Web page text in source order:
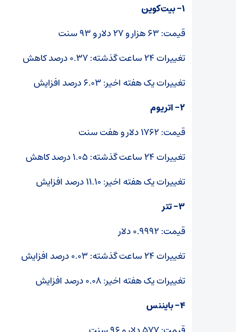
۱- بیت‌کوین
قیمت: ۶۳ هزار و ۲۷ دلار و ۹۳ سنت
تغییرات ۲۴ ساعت گذشته: ۰.۳۷ درصد کاهش
تغییرات یک هفته اخیر: ۶.۰۳ درصد افزایش
۲- اتریوم
قیمت: ۱۷۶۲ دلار و هفت سنت
تغییرات ۲۴ ساعت گذشته: ۱.۰۵ درصد کاهش
تغییرات یک هفته اخیر: ۱۱.۱۰ درصد افزایش
۳- تتر
قیمت: ۰.۹۹۹۲ دلار
تغییرات ۲۴ ساعت گذشته: ۰.۰۳ درصد افزایش
تغییرات یک هفته اخیر: ۰.۰۸ درصد افزایش
۴- بایننس‌